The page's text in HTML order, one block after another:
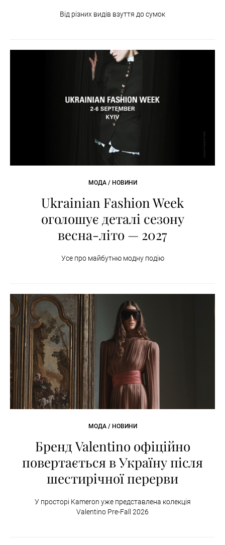
Від різних видів взуття до сумок
МОДА / НОВИНИ
Ukrainian Fashion Week
оголошує деталі сезону
весна-літо — 2027
Усе про майбутню модну подію
МОДА / НОВИНИ
Бренд Valentino офіційно
повертається в Україну після
шестирічної перерви
У просторі Kameron уже представлена колекція
Valentino Pre-Fall 2026